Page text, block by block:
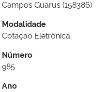
Campos Guarus (158386)
Modalidade
Cotação Eletrônica
Número
985
Ano